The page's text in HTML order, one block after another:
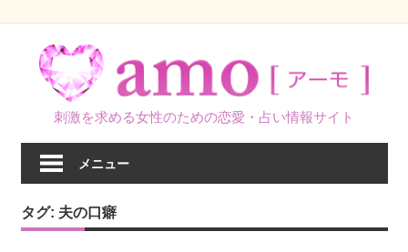
刺激を求める女性のための恋愛・占い情報サイト
メニュー
タグ: 夫の口癖